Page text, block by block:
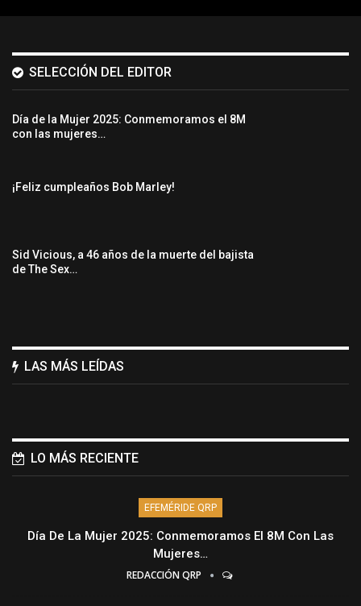
SELECCIÓN DEL EDITOR
Día de la Mujer 2025: Conmemoramos el 8M
con las mujeres…
¡Feliz cumpleaños Bob Marley!
Sid Vicious, a 46 años de la muerte del bajista
de The Sex…
LAS MÁS LEÍDAS
LO MÁS RECIENTE
EFEMÉRIDE QRP
Día De La Mujer 2025: Conmemoramos El 8M Con Las
Mujeres…
REDACCIÓN QRP